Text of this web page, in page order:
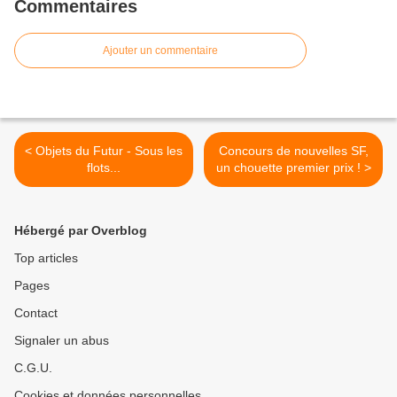
Commentaires
Ajouter un commentaire
< Objets du Futur - Sous les
flots...
Concours de nouvelles SF,
un chouette premier prix ! >
Hébergé par Overblog
Top articles
Pages
Contact
Signaler un abus
C.G.U.